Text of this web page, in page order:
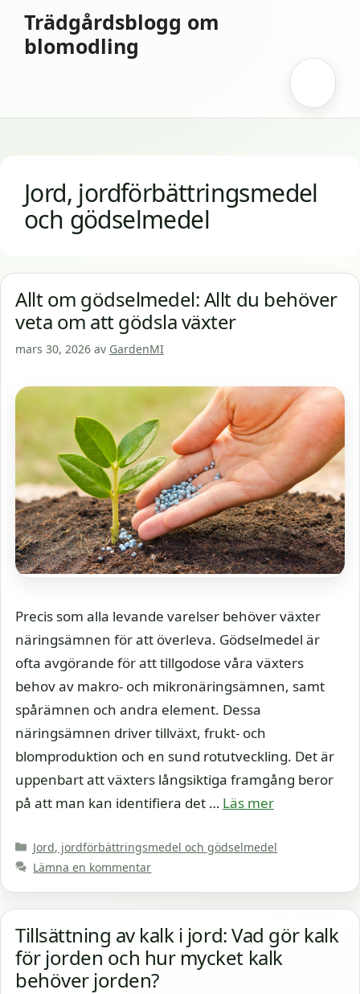
innehåll
Trädgårdsblogg om
blomodling
Jord, jordförbättringsmedel
och gödselmedel
Allt om gödselmedel: Allt du behöver
veta om att gödsla växter
mars 30, 2026 av GardenMI
Precis som alla levande varelser behöver växter
näringsämnen för att överleva. Gödselmedel är
ofta avgörande för att tillgodose våra växters
behov av makro- och mikronäringsämnen, samt
spårämnen och andra element. Dessa
näringsämnen driver tillväxt, frukt- och
blomproduktion och en sund rotutveckling. Det är
uppenbart att växters långsiktiga framgång beror
på att man kan identifiera det … Läs mer
Kategorier
Jord, jordförbättringsmedel och gödselmedel
Lämna en kommentar
Tillsättning av kalk i jord: Vad gör kalk
för jorden och hur mycket kalk
behöver jorden?